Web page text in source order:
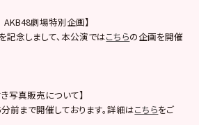
劇場特別企画】
記念しまして、本公演ではこちらの企画を開催
写真販売について】
前まで開催しております。詳細はこちらをご